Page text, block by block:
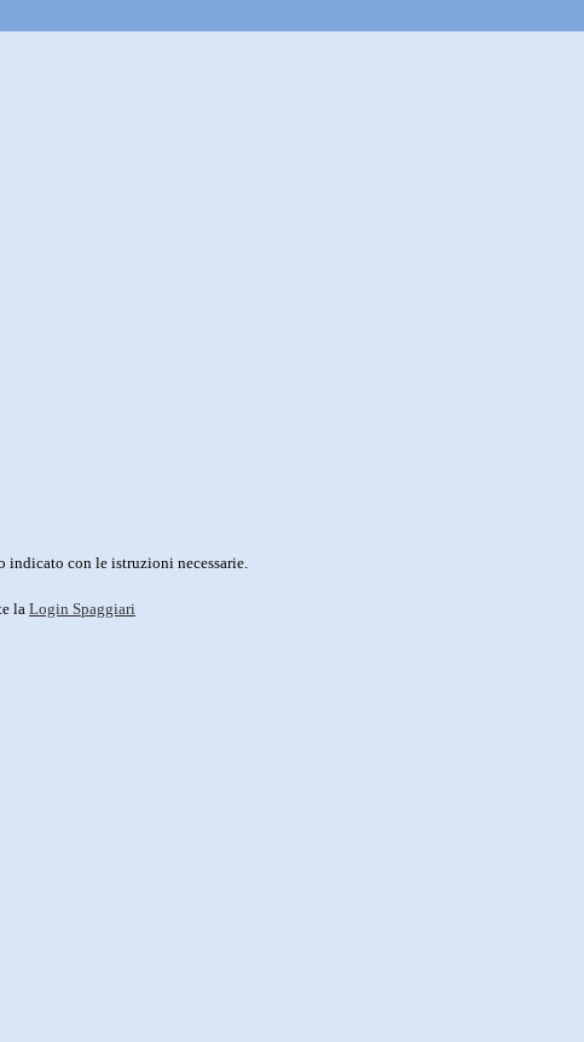
con le istruzioni necessarie.
la Login Spaggiari